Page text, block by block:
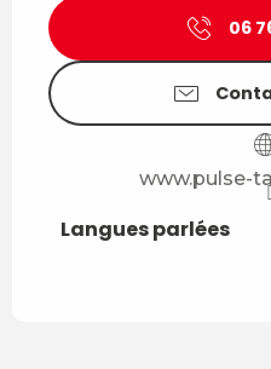
06
www.pulse-
Langues parlées
Langues parlées